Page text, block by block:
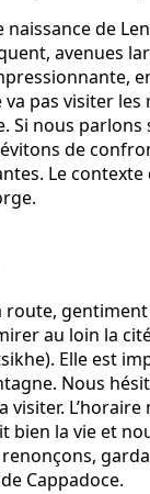
de
avenues
pas visiter
Si nous
de
Le contexte
gentiment
au loin la
Elle est
Nous
L’horaire
bien la vie et
Cappadoce.